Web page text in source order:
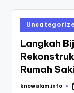
Posted
in
Langkah
Rumah
Posted
knowislam.info